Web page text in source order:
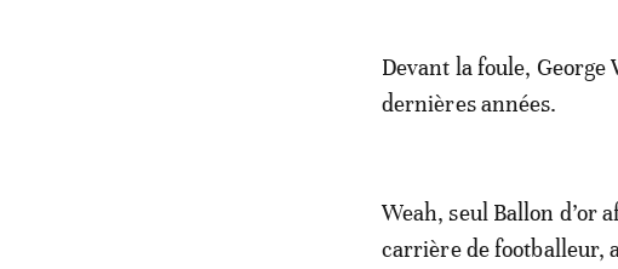
Devant la foule,
dernières années.
Weah, seul Ballon d’or
carrière de footballeur,